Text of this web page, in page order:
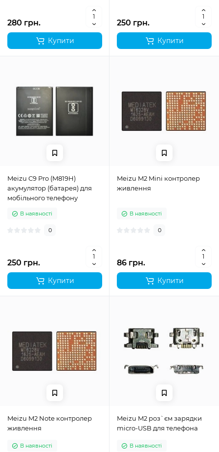
280 грн.
Купити
250 грн.
Купити
Meizu C9 Pro (M819H)
акумулятор (батарея) для
мобільного телефону
В наявності
0
250 грн.
Купити
Meizu M2 Mini контролер
живлення
В наявності
0
86 грн.
Купити
Meizu M2 Note контролер
живлення
В наявності
Meizu M2 роз`єм зарядки
micro-USB для телефона
В наявності